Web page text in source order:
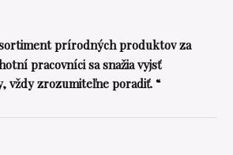
prírodných produktov za
pracovníci sa snažia vyjsť
vždy zrozumiteľne poradiť. “